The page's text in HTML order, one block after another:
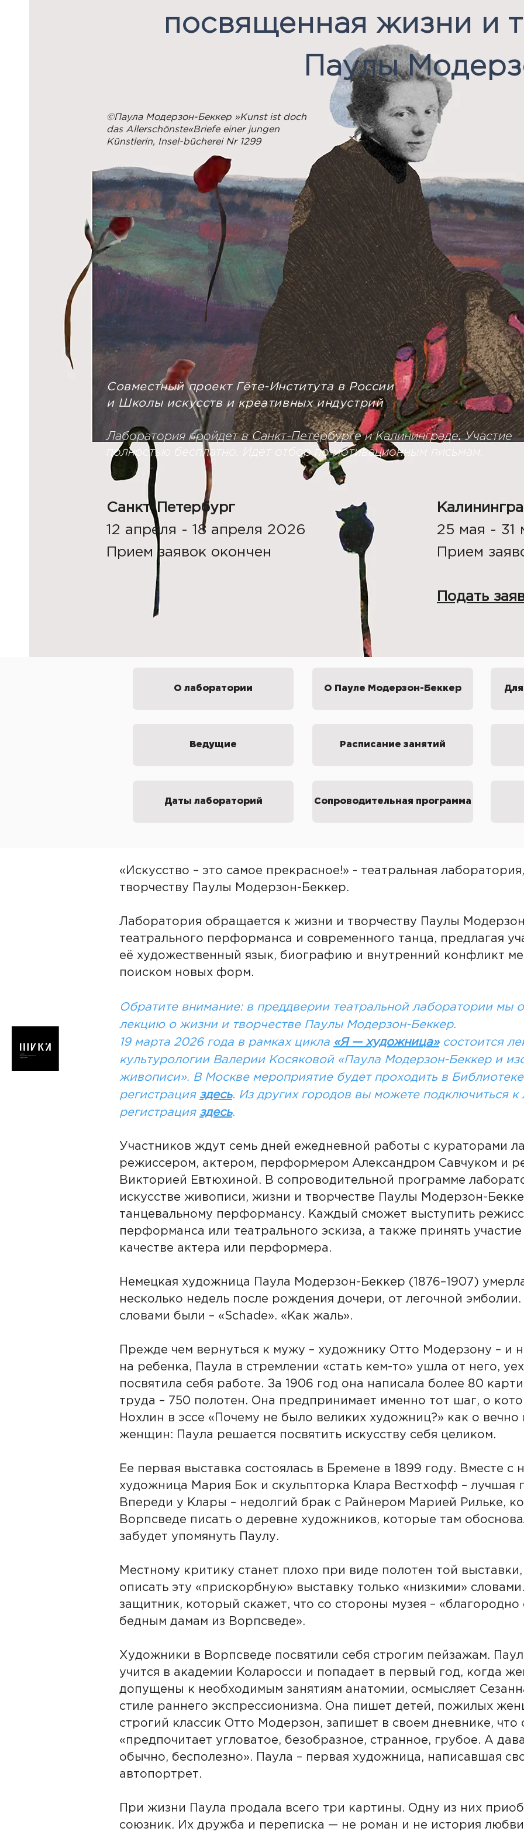
посвященная жизни и
Паулы
©Паула Модерзон-Беккер »Kunst ist doch
das Allerschönste«Briefe einer jungen
Künstlerin, Insel-bücherei Nr 1299
Совместный проект Гёте-Института в России
и Школы искусств и креативных индустрий
Лаборатория пройдет в Санкт-Петербурге и Калининграде. Участие
полностью бесплатно. Идет отбор по мотивационным письмам.
Санкт-Петербург
12 апреля - 18 апреля 2026
Прием заявок окончен
25 мая - 31
Прием
Подать
О лаборатории
Ведущие
Даты лабораторий
О Пауле Модерзон-Беккер
Расписание занятий
Сопроводительная программа
«Искусство – это самое прекрасное!» - театральная
творчеству Паулы Модерзон-Беккер.
Лаборатория обращается к жизни и творчеству Паулы
театрального перформанса и современного танца, предлагая
её художественный язык, биографию и внутренний конфликт
поиском новых форм.
Обратите внимание: в преддверии театральной лаборатории мы
лекцию о жизни и творчестве Паулы Модерзон-Беккер.
19 марта 2026 года в рамках цикла «Я — художница»состоится
культурологии Валерии Косяковой «Паула Модерзон-Беккер и
живописи». В Москве мероприятие будет проходить в
регистрация здесь. Из других городов вы можете подключиться
регистрация здесь.
Участников ждут семь дней ежедневной работы с кураторами
режиссером, актером, перформером Александром Савчуком и
Викторией Евтюхиной. В сопроводительной программе
искусстве живописи, жизни и творчестве Паулы Модерзон-
танцевальному перформансу. Каждый сможет выступить
перформанса или театрального эскиза, а также принять
качестве актера или перформера.
Немецкая художница Паулa Модерзон-Беккер (1876–1907)
несколько недель после рождения дочери, от легочной
словами были – «Schade». «Как жаль».
Прежде чем вернуться к мужу – художнику Отто Модерзону – и
на ребенка, Паула в стремлении «стать кем-то» ушла от него,
посвятила себя работе. За 1906 год она написала более 80
труда – 750 полотен. Она предпринимает именно тот шаг, о
Нохлин в эссе «Почему не было великих художниц?» как о
женщин: Паула решается посвятить искусству себя целиком.
Ее первая выставка состоялась в Бремене в 1899 году. Вместе с
художница Мария Бок и скульпторка Клара Вестхофф – лучшая
Впереди у Клары – недолгий брак с Райнером Марией Рильке,
Ворпсведе писать о деревне художников, которые там
забудет упомянуть Паулу.
Местному критику станет плохо при виде полотен той
описать эту «прискорбную» выставку только «низкими»
защитник, который скажет, что со стороны музея –
бедным дамам из Ворпсведе».
Художники в Ворпсведе посвятили себя строгим пейзажам.
учится в академии Коларосси и попадает в первый год, когда
допущены к необходимым занятиям анатомии, осмысляет
стиле раннего экспрессионизма. Она пишет детей, пожилых
строгий классик Отто Модерзон, запишет в своем дневнике, что
«предпочитает угловатое, безобразное, странное, грубое. А
обычно, бесполезно». Паула – первая художница, написавшая
автопортрет.
При жизни Паула продала всего три картины. Одну из них
союзник. Их дружба и переписка — не роман и не история